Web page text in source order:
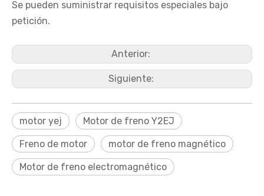
Se pueden suministrar requisitos especiales bajo
petición.
Anterior:
Siguiente:
motor yej Motor de freno Y2EJ
Freno de motor motor de freno magnético
Motor de freno electromagnético